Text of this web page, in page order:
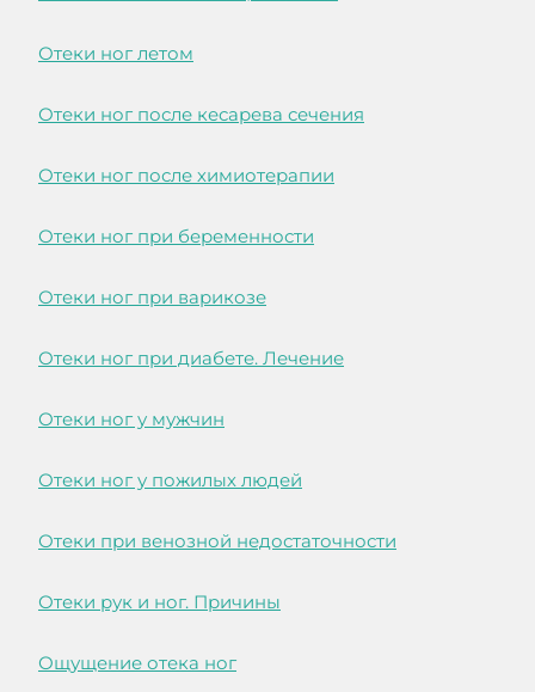
Отеки ног летом
Отеки ног после кесарева сечения
Отеки ног после химиотерапии
Отеки ног при беременности
Отеки ног при варикозе
Отеки ног при диабете. Лечение
Отеки ног у мужчин
Отеки ног у пожилых людей
Отеки при венозной недостаточности
Отеки рук и ног. Причины
Ощущение отека ног